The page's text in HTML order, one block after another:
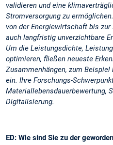
validieren und eine
Stromversorgung zu
von der Energiewirtschaft bis
auch langfristig unverzichtbare
Um die Leistungsdichte,
optimieren, fließen neueste
Zusammenhängen, zum
ein. Ihre Forschungs-
Materiallebensdauerbewertung,
Digitalisierung.
ED: Wie sind Sie zu der